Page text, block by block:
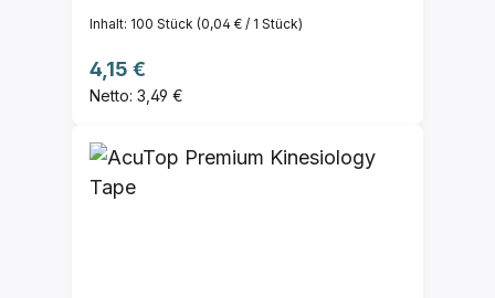
Inhalt: 100 Stück (0,04 € / 1 Stück)
Regulärer Preis:
4,15 €
Netto: 3,49 €